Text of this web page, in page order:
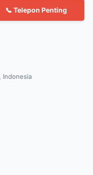
📞 Telepon Penting
Indonesia